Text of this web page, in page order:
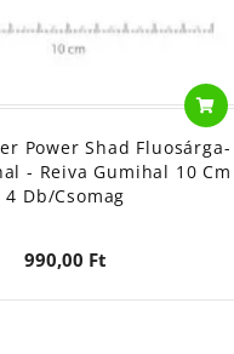
Power Shad Fluosárga-
- Reiva Gumihal 10 Cm
4 Db/csomag
990,00 Ft